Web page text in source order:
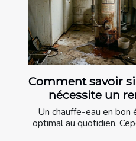
Comment savoir
nécessite un
Un chauffe-eau en
optimal au quotidien.